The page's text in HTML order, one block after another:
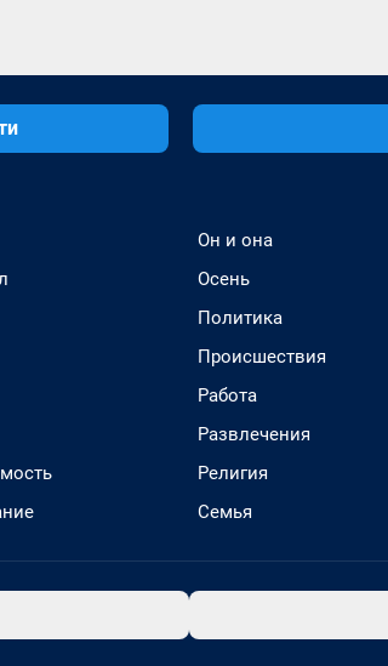
Он и она
Осень
Политика
Происшествия
Работа
Развлечения
Религия
Семья